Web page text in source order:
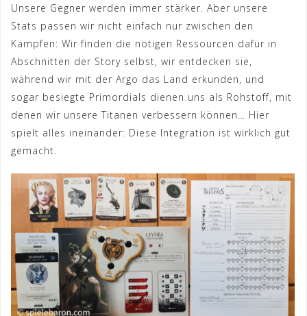
Unsere Gegner werden immer stärker. Aber unsere
Stats passen wir nicht einfach nur zwischen den
Kämpfen: Wir finden die nötigen Ressourcen dafür in
Abschnitten der Story selbst, wir entdecken sie,
während wir mit der Argo das Land erkunden, und
sogar besiegte Primordials dienen uns als Rohstoff, mit
denen wir unsere Titanen verbessern können… Hier
spielt alles ineinander: Diese Integration ist wirklich gut
gemacht.